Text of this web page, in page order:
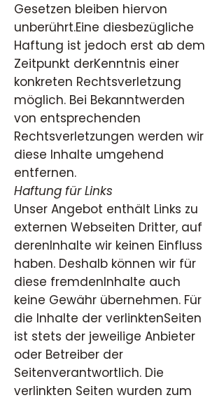
Gesetzen bleiben hiervon
unberührt.Eine diesbezügliche
Haftung ist jedoch erst ab dem
Zeitpunkt derKenntnis einer
konkreten Rechtsverletzung
möglich. Bei Bekanntwerden
von entsprechenden
Rechtsverletzungen werden wir
diese Inhalte umgehend
entfernen.
Haftung für Links
Unser Angebot enthält Links zu
externen Webseiten Dritter, auf
derenInhalte wir keinen Einfluss
haben. Deshalb können wir für
diese fremdenInhalte auch
keine Gewähr übernehmen. Für
die Inhalte der verlinktenSeiten
ist stets der jeweilige Anbieter
oder Betreiber der
Seitenverantwortlich. Die
verlinkten Seiten wurden zum